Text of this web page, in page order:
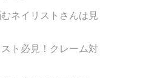
ネイリストさんは見
ト必見！クレーム対